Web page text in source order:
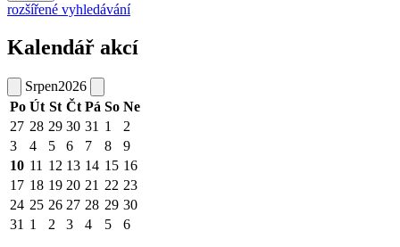
rozšířené vyhledávání
Kalendář akcí
Srpen2026
Po Út St Čt Pá So Ne
27 28 29 30 31 1
2
3
4 5 6 7 8
9
10 11 12 13 14 15 16
17 18 19 20 21 22 23
24 25 26 27 28 29 30
31 1 2 3 4 5 6